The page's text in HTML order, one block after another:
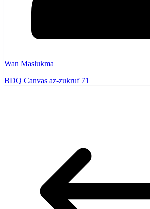
Wan Maslukma
BDQ Canvas az-zukruf 71